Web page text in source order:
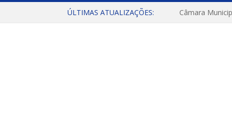
ÚLTIMAS ATUALIZAÇÕES: